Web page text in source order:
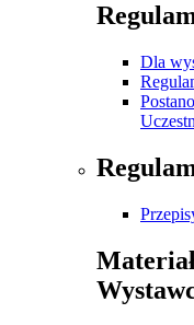
Dla